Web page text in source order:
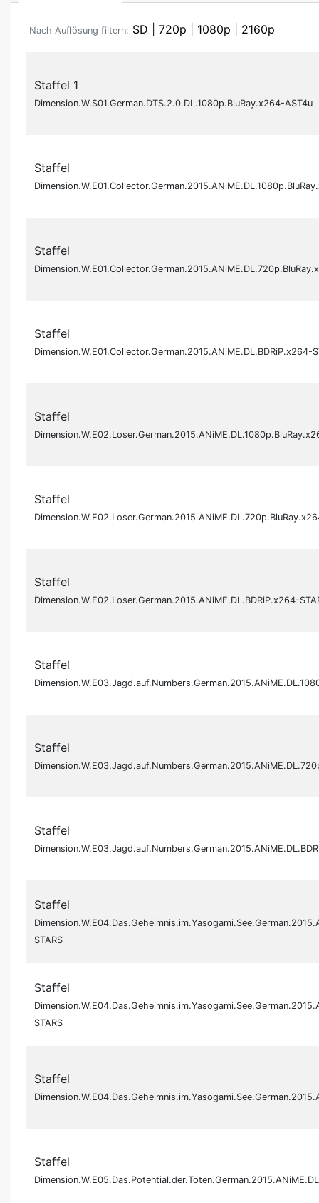
Nach Auflösung filtern: SD 720p 1080p 2160p
Staffel 1
Dimension.W.S01.German.DTS.2.0.DL.1080p.BluRay.x264-AST4u
Staffel
Staffel
Staffel
Dimension.W.E01.Collector.German.2015.ANiME.DL.BDRiP.x264-
Staffel
Staffel
Staffel
Dimension.W.E02.Loser.German.2015.ANiME.DL.BDRiP.x264-
Staffel
Staffel
Staffel
Staffel
STARS
Staffel
STARS
Staffel
Staffel